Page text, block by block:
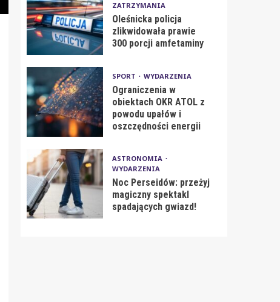
ZATRZYMANIA
Oleśnicka policja
zlikwidowała prawie
300 porcji amfetaminy
SPORT WYDARZENIA
Ograniczenia w
obiektach OKR ATOL z
powodu upałów i
oszczędności energii
ASTRONOMIA
WYDARZENIA
Noc Perseidów: przeżyj
magiczny spektakl
spadających gwiazd!